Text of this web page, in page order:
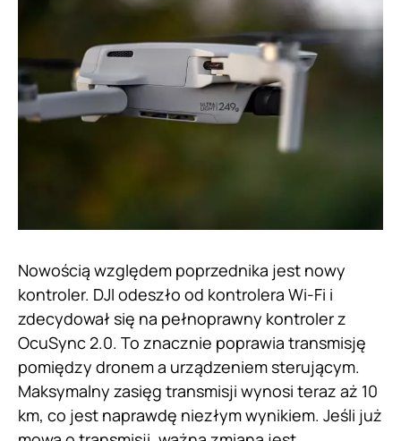
Nowością względem poprzednika jest nowy
kontroler. DJI odeszło od kontrolera Wi-Fi i
zdecydował się na pełnoprawny kontroler z
OcuSync 2.0. To znacznie poprawia transmisję
pomiędzy dronem a urządzeniem sterującym.
Maksymalny zasięg transmisji wynosi teraz aż 10
km, co jest naprawdę niezłym wynikiem. Jeśli już